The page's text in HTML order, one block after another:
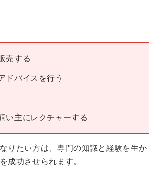
売する
ドバイスを行う
い主にレクチャーする
りたい方は、専門の知識と経験を生
成功させられます。